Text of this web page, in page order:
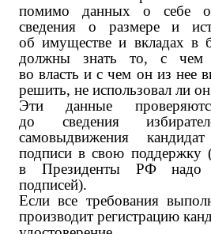
помимо данных о себе
сведения о размере и
об имуществе и вкладах в
должны знать то, с чем
во власть и с чем он из нее
решить, не использовал ли
Эти данные
до сведения
самовыдвижения
подписи в свою поддержку
в Президенты РФ надо
подписей).
Если все требования
производит регистрацию